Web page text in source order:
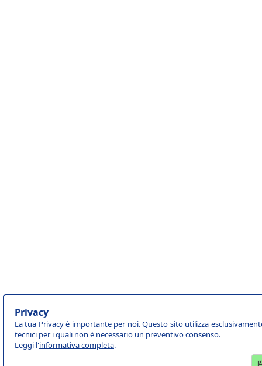
Privacy
La tua Privacy è importante per noi. Questo sito utilizza
tecnici per i quali non è necessario un preventivo consenso.
Leggi l'informativa completa.